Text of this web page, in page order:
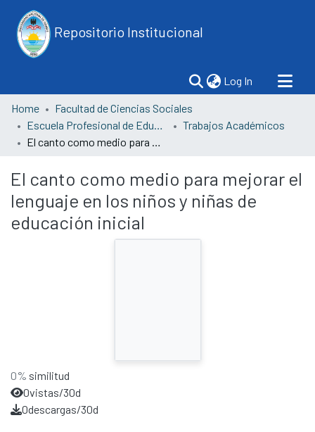
Repositorio Institucional
Log In (current)
Home
Facultad de Ciencias Sociales
Escuela Profesional de Educación
Trabajos Académicos
El canto como medio para mejorar el lenguaje en los niños y niñas de educación inicial
El canto como medio para mejorar el
lenguaje en los niños y niñas de
educación inicial
0% similitud
0vistas/30d
0descargas/30d